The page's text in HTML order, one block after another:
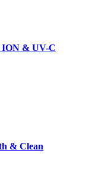
ION & UV-C
& Clean